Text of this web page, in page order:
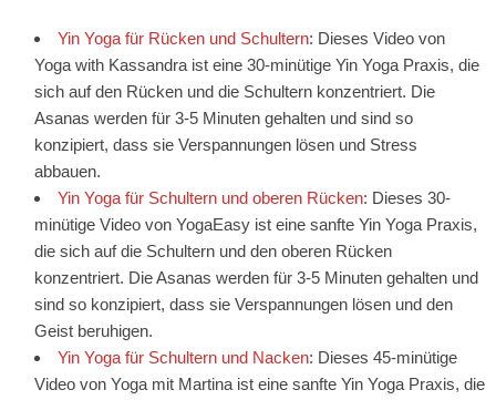
Yin Yoga für Rücken und Schultern: Dieses Video von
Yoga with Kassandra ist eine 30-minütige Yin Yoga Praxis, die
sich auf den Rücken und die Schultern konzentriert. Die
Asanas werden für 3-5 Minuten gehalten und sind so
konzipiert, dass sie Verspannungen lösen und Stress
abbauen.
Yin Yoga für Schultern und oberen Rücken: Dieses 30-
minütige Video von YogaEasy ist eine sanfte Yin Yoga Praxis,
die sich auf die Schultern und den oberen Rücken
konzentriert. Die Asanas werden für 3-5 Minuten gehalten und
sind so konzipiert, dass sie Verspannungen lösen und den
Geist beruhigen.
Yin Yoga für Schultern und Nacken: Dieses 45-minütige
Video von Yoga mit Martina ist eine sanfte Yin Yoga Praxis, die